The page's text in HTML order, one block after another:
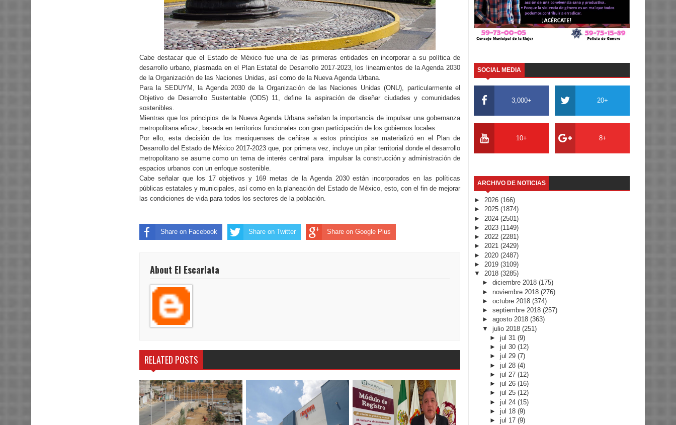
Cabe destacar que el Estado de México fue una de las primeras entidades en incorporar a su política de
desarrollo urbano, plasmada en el Plan Estatal de Desarrollo 2017-2023, los lineamientos de la Agenda 2030
de la Organización de las Naciones Unidas, así como de la Nueva Agenda Urbana.
Para la SEDUYM, la Agenda 2030 de la Organización de las Naciones Unidas (ONU), particularmente el
Objetivo de Desarrollo Sustentable (ODS) 11, define la aspiración de diseñar ciudades y comunidades
sostenibles.
Mientras que los principios de la Nueva Agenda Urbana señalan la importancia de impulsar una gobernanza
metropolitana eficaz, basada en territorios funcionales con gran participación de los gobiernos locales.
Por ello, esta decisión de los mexiquenses de ceñirse a estos principios se materializó en el Plan de
Desarrollo del Estado de México 2017-2023 que, por primera vez, incluye un pilar territorial donde el desarrollo
metropolitano se asume como un tema de interés central para
impulsar la construcción y administración de
espacios urbanos con un enfoque sostenible.
Cabe señalar que los 17 objetivos y 169 metas de la Agenda 2030 están incorporados en las políticas
públicas estatales y municipales, así como en la planeación del Estado de México, esto, con el fin de mejorar
las condiciones de vida para todos los sectores de la población.
Share on Facebook Share on Twitter Share on Google Plus
About El Escarlata
RELATED POSTS
SOCIAL MEDIA
3,000+ 20+
10+ 8+
ARCHIVO DE NOTICIAS
► 2026 (166)
► 2025 (1874)
► 2024 (2501)
► 2023 (1149)
► 2022 (2281)
► 2021 (2429)
► 2020 (2487)
► 2019 (3109)
▼ 2018 (3285)
► diciembre 2018 (175)
► noviembre 2018 (276)
► octubre 2018 (374)
► septiembre 2018 (257)
► agosto 2018 (363)
▼ julio 2018 (251)
►jul 31(9)
►jul 30(12)
►jul 29(7)
►jul 28(4)
►jul 27(12)
►jul 26(16)
►jul 25(12)
►jul 24(15)
►jul 18(9)
►jul 17(9)